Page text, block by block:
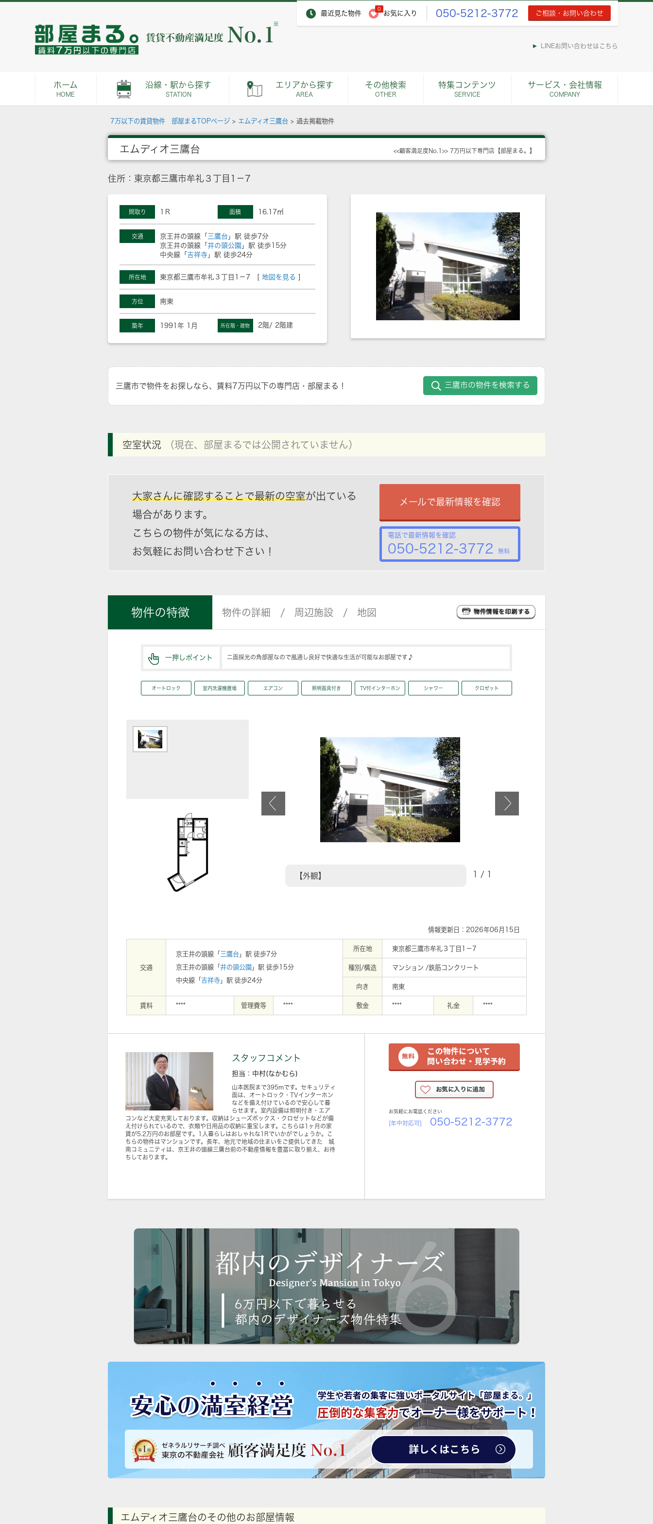
最近見た物件
0
お気に入り 050-5212-3772 ご相談・お問い合わせ
※
LINEお問い合わせはこちら
ホーム
HOME
沿線・駅から探す
STATION
エリアから探す
AREA
その他検索
OTHER
特集コンテンツ
SERVICE
サービス・会社情報
COMPANY
7万以下の賃貸物件 部屋まるTOPページ > エムディオ三鷹台 > 過去掲載物件
エムディオ三鷹台 <<顧客満足度No.1>> 7万円以下専門店【部屋まる。】
住所：東京都三鷹市牟礼３丁目1－7
間取り 1Ｒ 面積 16.17㎡
交通 京王井の頭線「 三鷹台 」駅 徒歩7分
京王井の頭線「 井の頭公園 」駅 徒歩15分
中央線「 吉祥寺 」駅 徒歩24分
所在地 東京都三鷹市牟礼３丁目1－7 [ 地図を見る
方位 南東
築年 1991年 1月 所在階・建物 2階/ 2階建
三鷹市で物件をお探しなら、賃料7万円以下の専門店・部屋まる！ 三鷹市の物件を検索する
空室状況 （現在、部屋まるでは公開されていません）
大家さんに確認することで最新の空室が出ている
場合があります。
こちらの物件が気になる方は、
お気軽にお問い合わせ下さい！
メールで最新情報を確認
電話で最新情報を確認
050-5212-3772 無料
物件の特徴 物件の詳細 周辺施設 地図
一押しポイント 二面採光の角部屋なので風通し良好で快適な生活が可能なお部屋です♪
オートロック 室内洗濯機置場 エアコン 照明器具付き TV付インターホン シャワー クロゼット
【外観】 1 / 1
情報更新日：2026年06月15日
交通
京王井の頭線「 三鷹台 」駅 徒歩7分
京王井の頭線「 井の頭公園 」駅 徒歩15分
中央線「 吉祥寺 」駅 徒歩24分
所在地 東京都三鷹市牟礼３丁目1－7
種別/構造 マンション /鉄筋コンクリート
向き 南東
賃料 **** 管理費等 **** 敷金 **** 礼金 ****
スタッフコメント
担当：中村(なかむら)
山本医院まで395mです。セキュリティ
面は、オートロック・TVインターホン
などを備え付けているので安心して暮
らせます。室内設備は照明付き・エア
コンなど大変充実しております。収納はシューズボックス・クロゼットなどが備
え付けられているので、衣類や日用品の収納に重宝します。こちらは1ヶ月の家
賃が5.2万円のお部屋です。1人暮らしはおしゃれな1Rでいかがでしょうか。こ
ちらの物件はマンションです。長年、地元で地域の住まいをご提供してきた 城
南コミュニティは、京王井の頭線三鷹台前の不動産情報を豊富に取り揃え、お待
ちしております。
お気軽にお電話ください
[年中対応可] 050-5212-3772
エムディオ三鷹台のその他のお部屋情報